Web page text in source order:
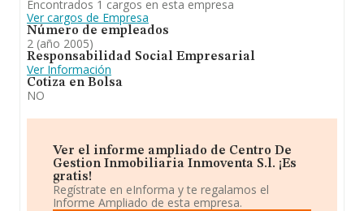
Encontrados 1 cargos en esta empresa
Ver cargos de Empresa
Número de empleados
2 (año 2005)
Responsabilidad Social Empresarial
Ver Información
Cotiza en Bolsa
NO
Ver el informe ampliado de Centro De
Gestion Inmobiliaria Inmoventa S.l. ¡Es
gratis!
Regístrate en eInforma y te regalamos el
Informe Ampliado de esta empresa.